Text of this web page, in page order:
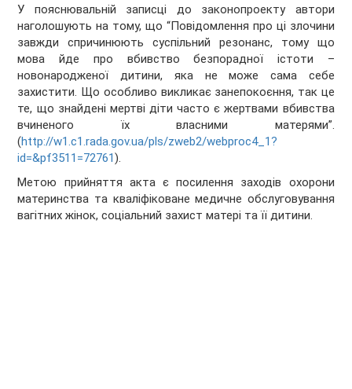
У пояснювальній записці до законопроекту автори
наголошують на тому, що “Повідомлення про ці злочини
завжди спричинюють суспільний резонанс, тому що
мова йде про вбивство безпорадної істоти –
новонародженої дитини, яка не може сама себе
захистити. Що особливо викликає занепокоєння, так це
те, що знайдені мертві діти часто є жертвами вбивства
вчиненого їх власними матерями”.
(http://w1.c1.rada.gov.ua/pls/zweb2/webproc4_1?
id=&pf3511=72761).
Метою прийняття акта є посилення заходів охорони
материнства та кваліфіковане медичне обслуговування
вагітних жінок, соціальний захист матері та її дитини.